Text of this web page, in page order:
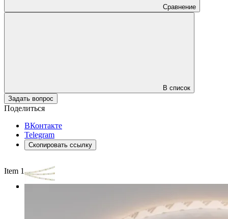
Сравнение
В список
Задать вопрос
Поделиться
ВКонтакте
Telegram
Скопировать ссылку
Item 1 of 3